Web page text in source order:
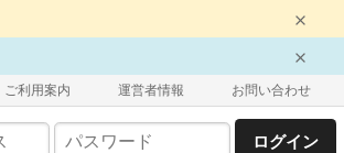
ご利用案内 運営者情報 お問い合わせ
ログイン